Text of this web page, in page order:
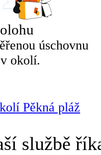
úschovnu
okolí.
Pěkná pláž
službě